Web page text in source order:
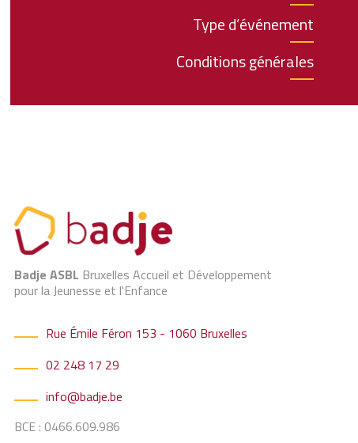
Type d’événement
Conditions générales
Badje ASBL Bruxelles Accueil et Développement
pour la Jeunesse et l'Enfance
Rue Émile Féron 153 - 1060 Bruxelles
02 248 17 29
info@badje.be
BCE : 0466.609.986